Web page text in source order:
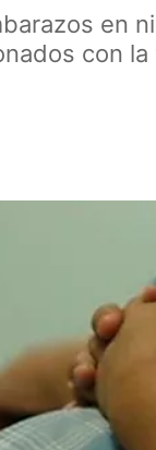
en
con la